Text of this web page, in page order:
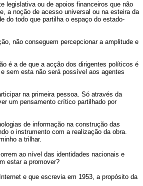
legislativa ou de apoios financeiros que não
a noção de acesso universal ou na esteira da
do todo que partilha o espaço do estado-
não conseguem percepcionar a amplitude e
é a de que a acção dos dirigentes políticos é
sem esta não será possível aos agentes
na primeira pessoa. Só através da
um pensamento crítico partilhado por
de informação na construção das
o instrumento com a realização da obra.
a trilhar.
ao nível das identidades nacionais e
estar a promover?
e que escrevia em 1953, a propósito da